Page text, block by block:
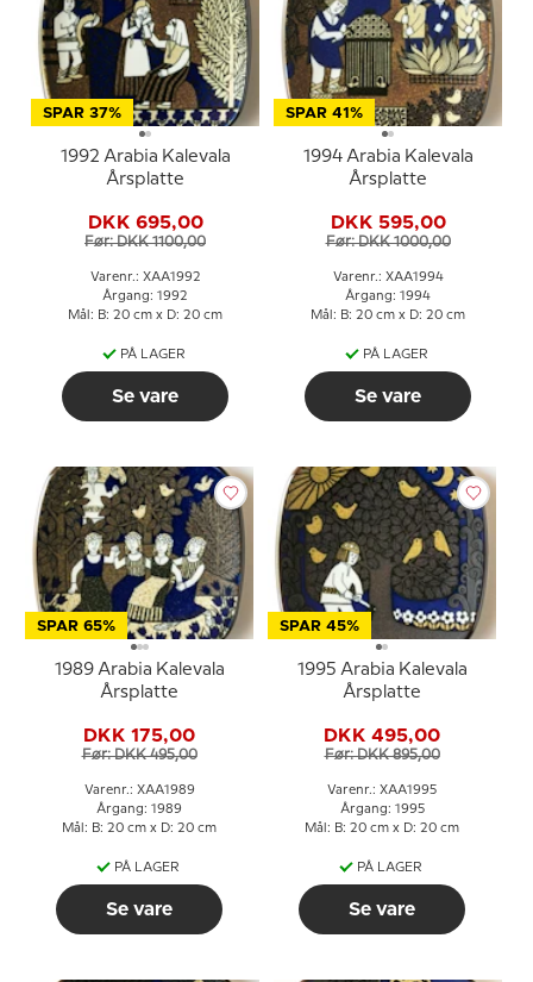
SPAR 37%
1992 Arabia Kalevala
Årsplatte
DKK 695,00
Før: DKK 1100,00
Varenr.: XAA1992
Årgang: 1992
Mål: B: 20 cm x D: 20 cm
PÅ LAGER
Se vare
SPAR 41%
1994 Arabia Kalevala
Årsplatte
DKK 595,00
Før: DKK 1000,00
Varenr.: XAA1994
Årgang: 1994
Mål: B: 20 cm x D: 20 cm
PÅ LAGER
Se vare
SPAR 65%
1989 Arabia Kalevala
Årsplatte
DKK 175,00
Før: DKK 495,00
Varenr.: XAA1989
Årgang: 1989
Mål: B: 20 cm x D: 20 cm
PÅ LAGER
Se vare
SPAR 45%
1995 Arabia Kalevala
Årsplatte
DKK 495,00
Før: DKK 895,00
Varenr.: XAA1995
Årgang: 1995
Mål: B: 20 cm x D: 20 cm
PÅ LAGER
Se vare